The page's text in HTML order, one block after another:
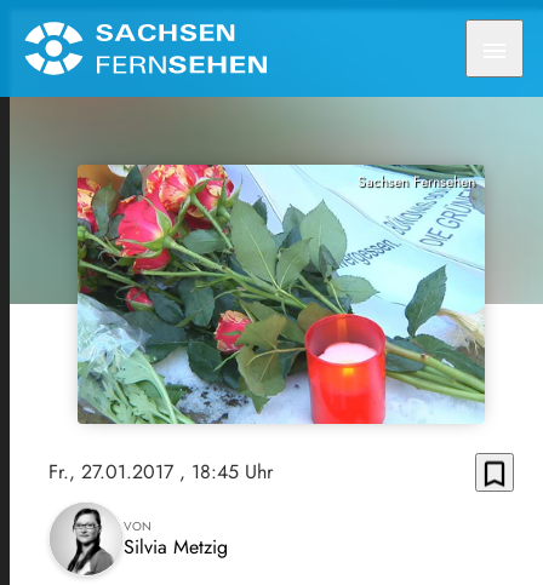
Sachsen Fernsehen
Fr., 27.01.2017 , 18:45 Uhr bookmark_border
VON
Silvia Metzig